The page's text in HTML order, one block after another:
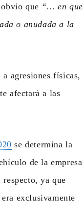
que “… en que
o anudada a la
agresiones físicas,
afectará a las
se determina la
de la empresa
ya que
exclusivamente